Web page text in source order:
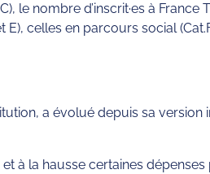
le nombre d’inscrit·es à France
E), celles en parcours social
a évolué depuis sa version
à la hausse certaines dépenses